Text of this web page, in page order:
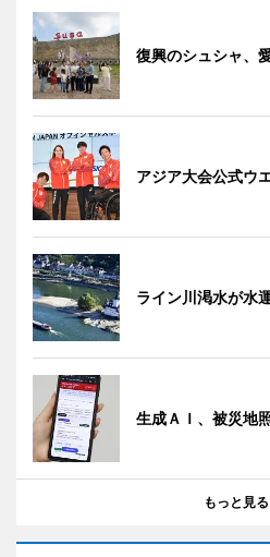
復興のシュシャ、
アジア大会公式ウ
ライン川渇水が水
生成ＡＩ、被災地
もっと見る